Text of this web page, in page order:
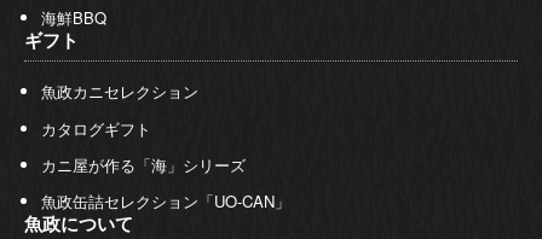
海鮮BBQ
ギフト
魚政カニセレクション
カタログギフト
カニ屋が作る「海」シリーズ
魚政缶詰セレクション「UO-CAN」
魚政について